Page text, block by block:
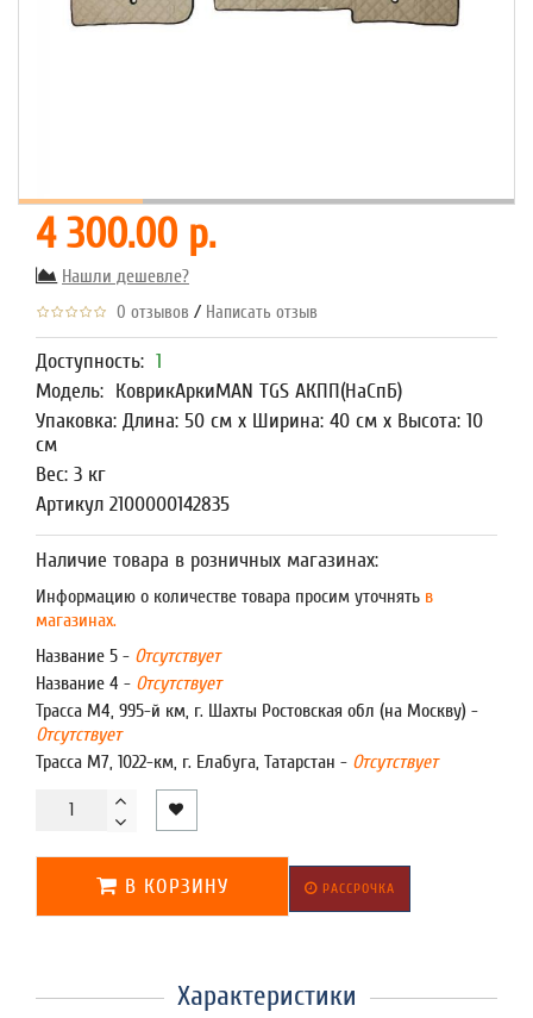
4 300.00 р.
Нашли дешевле?
0 отзывов / Написать отзыв
Доступность: 1
Модель: КоврикАркиMAN TGS АКПП(НаСпБ)
Упаковка: Длина: 50 см x Ширина: 40 см x Высота: 10
см
Вес: 3 кг
Артикул 2100000142835
Наличие товара в розничных магазинах:
Информацию о количестве товара просим уточнять в
магазинах.
Название 5 - Отсутствует
Название 4 - Отсутствует
Трасса М4, 995-й км, г. Шахты Ростовская обл (на Москву) -
Отсутствует
Трасса М7, 1022-км, г. Елабуга, Татарстан - Отсутствует
В КОРЗИНУ РАССРОЧКА
Характеристики